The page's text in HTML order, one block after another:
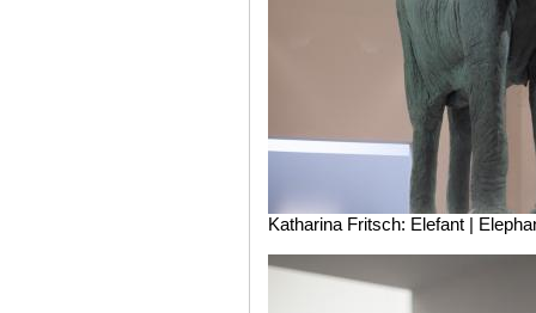
Katharina Fritsch: Elefant |